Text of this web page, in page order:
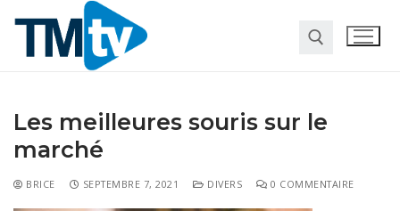
Les meilleures souris sur le
marché
BRICE SEPTEMBRE 7, 2021 DIVERS 0 COMMENTAIRE